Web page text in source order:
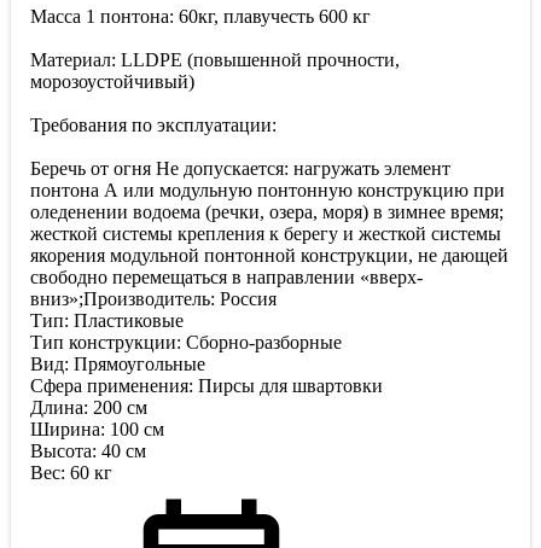
Масса 1 понтона: 60кг, плавучесть 600 кг
Материал: LLDPE (повышенной прочности,
морозоустойчивый)
Требования по эксплуатации:
Беречь от огня Не допускается: нагружать элемент
понтона А или модульную понтонную конструкцию при
оледенении водоема (речки, озера, моря) в зимнее время;
жесткой системы крепления к берегу и жесткой системы
якорения модульной понтонной конструкции, не дающей
свободно перемещаться в направлении «вверх-
вниз»;Производитель: Россия
Тип: Пластиковые
Тип конструкции: Сборно-разборные
Вид: Прямоугольные
Сфера применения: Пирсы для швартовки
Длина: 200 см
Ширина: 100 см
Высота: 40 см
Вес: 60 кг